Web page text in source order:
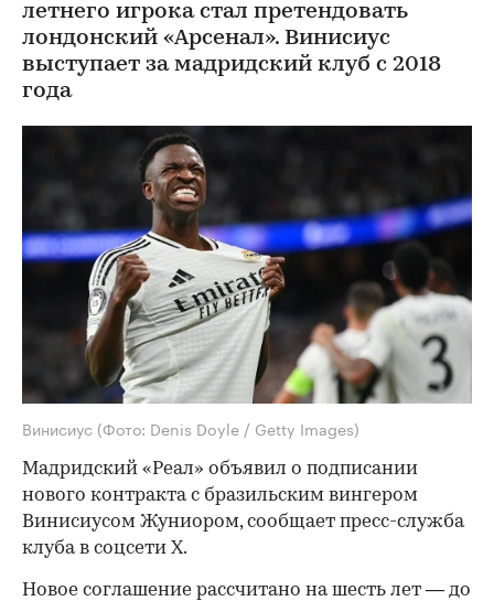
летнего игрока стал претендовать
лондонский «Арсенал». Винисиус
выступает за мадридский клуб с 2018
года
Винисиус (Фото: Denis Doyle / Getty Images)
Мадридский «Реал» объявил о подписании
нового контракта с бразильским вингером
Винисиусом Жуниором, сообщает пресс-служба
клуба в соцсети X.
Новое соглашение рассчитано на шесть лет — до